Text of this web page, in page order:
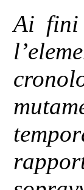
Ai fini